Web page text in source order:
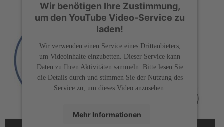
Wir benötigen Ihre Zustimmung,
um den YouTube Video-Service zu
laden!
Wir verwenden einen Service eines Drittanbieters,
um Videoinhalte einzubetten. Dieser Service kann
Daten zu Ihren Aktivitäten sammeln. Bitte lesen Sie
die Details durch und stimmen Sie der Nutzung des
Service zu, um dieses Video anzusehen.
Mehr Informationen